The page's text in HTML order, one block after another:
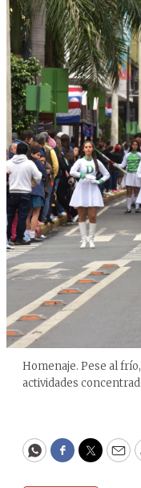
Homenaje. Pese al
actividades
WhatsApp
Facebook